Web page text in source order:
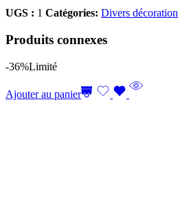
UGS : 1 Catégories: Divers décoration
Produits connexes
-36%Limité
Ajouter au panier